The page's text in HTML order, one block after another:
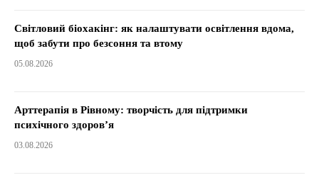
Світловий біохакінг: як налаштувати освітлення вдома,
щоб забути про безсоння та втому
05.08.2026
Арттерапія в Рівному: творчість для підтримки
психічного здоров’я
03.08.2026